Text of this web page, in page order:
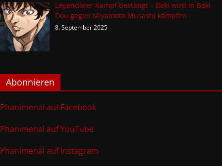
Legendärer Kampf bestätigt – Baki wird in Baki-
Dou gegen Miyamoto Musashi kämpfen
8. September 2025
Abonnieren
Phanimenal auf Facebook
Phanimenal auf YouTube
Phanimenal auf Instagram